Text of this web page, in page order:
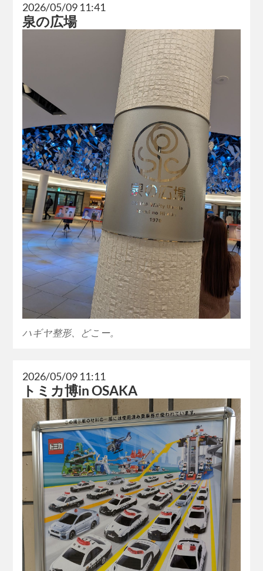
2026/05/09 11:41
泉の広場
ハギヤ整形、どこー。
2026/05/09 11:11
トミカ博in OSAKA